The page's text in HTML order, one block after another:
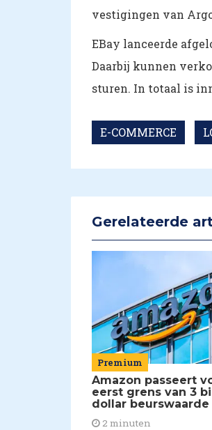
vestigingen van
EBay lanceerde
Daarbij kunnen
sturen. In totaal is
E-COMMERCE
Gerelateerde
Premium
Amazon passeert
eerst grens van 3
dollar beurswaarde
2 minuten